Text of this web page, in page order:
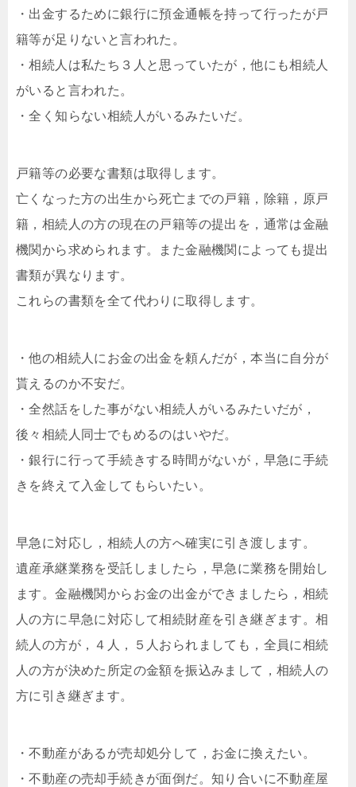
・出金するために銀行に預金通帳を持って行ったが戸
籍等が足りないと言われた。
・相続人は私たち３人と思っていたが，他にも相続人
がいると言われた。
・全く知らない相続人がいるみたいだ。
戸籍等の必要な書類は取得します。
亡くなった方の出生から死亡までの戸籍，除籍，原戸
籍，相続人の方の現在の戸籍等の提出を，通常は金融
機関から求められます。また金融機関によっても提出
書類が異なります。
これらの書類を全て代わりに取得します。
・他の相続人にお金の出金を頼んだが，本当に自分が
貰えるのか不安だ。
・全然話をした事がない相続人がいるみたいだが，
後々相続人同士でもめるのはいやだ。
・銀行に行って手続きする時間がないが，早急に手続
きを終えて入金してもらいたい。
早急に対応し，相続人の方へ確実に引き渡します。
遺産承継業務を受託しましたら，早急に業務を開始し
ます。金融機関からお金の出金ができましたら，相続
人の方に早急に対応して相続財産を引き継ぎます。相
続人の方が，４人，５人おられましても，全員に相続
人の方が決めた所定の金額を振込みまして，相続人の
方に引き継ぎます。
・不動産があるが売却処分して，お金に換えたい。
・不動産の売却手続きが面倒だ。知り合いに不動産屋